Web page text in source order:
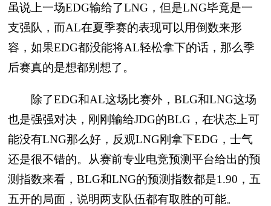
虽说上一场EDG输给了LNG，但是LNG毕竟是一
支强队，而AL在夏季赛的表现可以用倒数来形
容，如果EDG都没能将AL轻松拿下的话，那么季
后赛真的是想都别想了。
除了EDG和AL这场比赛外，BLG和LNG这场
也是强强对决，刚刚输给JDG的BLG，在状态上可
能没有LNG那么好，反观LNG刚拿下EDG，士气
还是很不错的。从赛前专业电竞预测平台给出的预
测指数来看，BLG和LNG的预测指数都是1.90，五
五开的局面，说明两支队伍都有取胜的可能。